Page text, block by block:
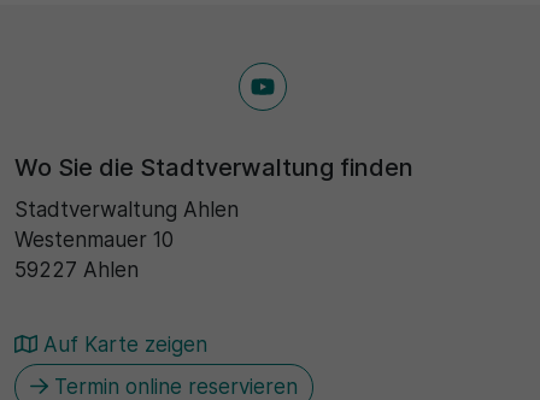
Wo Sie die Stadtverwaltung finden
Stadtverwaltung Ahlen
Westenmauer 10
59227 Ahlen
Auf Karte zeigen
Termin online reservieren
Wird für statistische Zwecke verwendet, um